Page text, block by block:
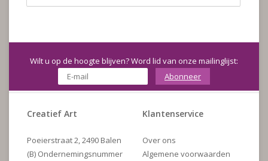
Wilt u op de hoogte blijven? Word lid van onze mailinglijst:
Abonneer
Creatief Art
Poeierstraat 2, 2490 Balen
(B) Ondernemingsnummer
Klantenservice
Over ons
Algemene voorwaarden